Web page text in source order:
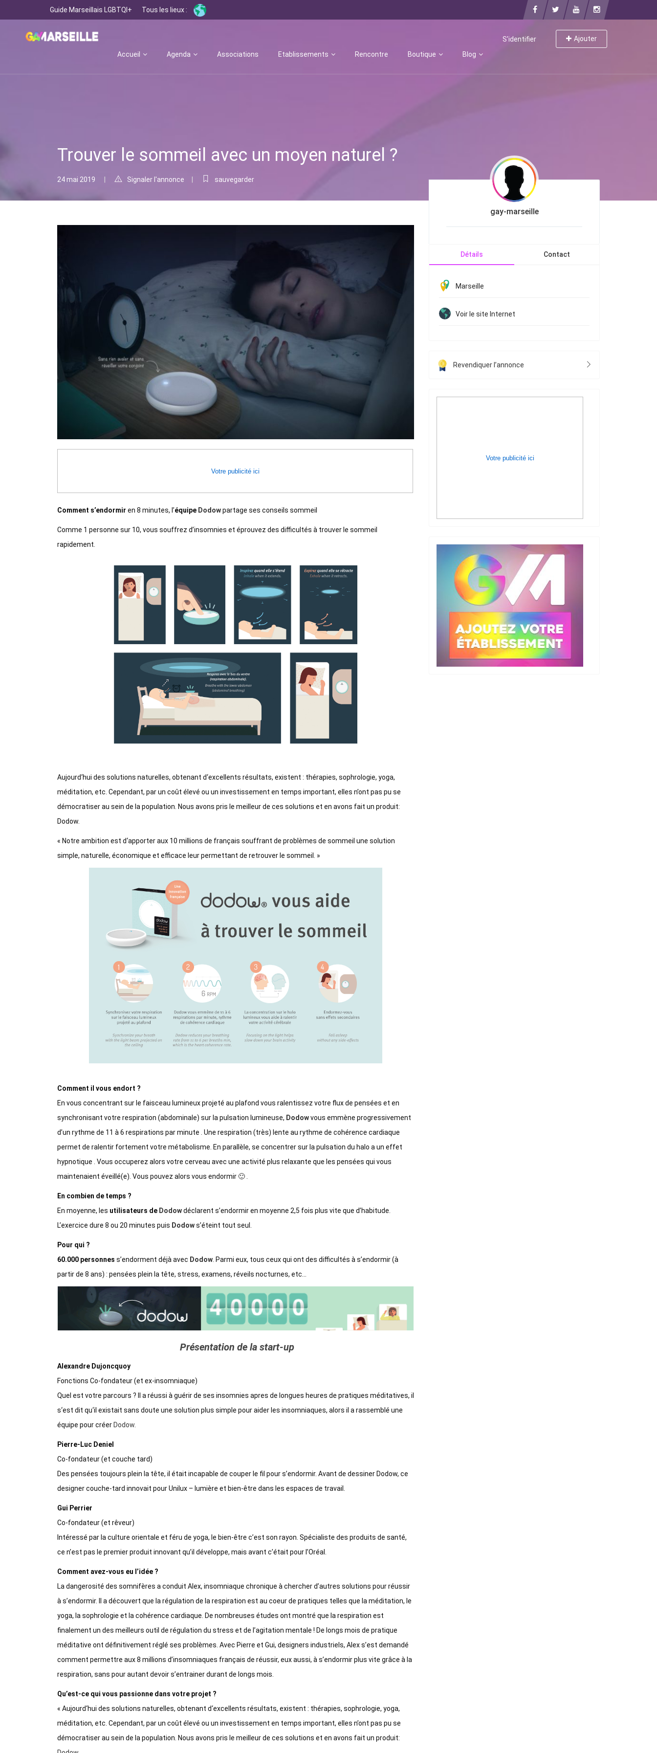
Guide Marseillais LGBTQI+ Tous les lieux :
S'identifier
Ajouter
Accueil
Agenda Associations Etablissements Rencontre Boutique Blog
Trouver le sommeil avec un moyen naturel ?
24 mai 2019 Signaler l'annonce sauvegarder
Votre publicité ici
Comment s’endormir en 8 minutes, l’équipe Dodowpartage ses conseils sommeil
Comme 1 personne sur 10, vous souffrez d’insomnies et éprouvez des difficultés à trouver le sommeil
rapidement.
Aujourd‘hui des solutions naturelles, obtenant d‘excellents résultats, existent : thérapies, sophrologie, yoga,
méditation, etc. Cependant, par un coût élevé ou un investissement en temps important, elles n’ont pas pu se
démocratiser au sein de la population. Nous avons pris le meilleur de ces solutions et en avons fait un produit:
Dodow.
« Notre ambition est d‘apporter aux 10 millions de français souffrant de problèmes de sommeil une solution
simple, naturelle, économique et efficace leur permettant de retrouver le sommeil. »
Comment il vous endort ?
En vous concentrant sur le faisceau lumineux projeté au plafond vous ralentissez votre flux de pensées et en
synchronisant votre respiration (abdominale) sur la pulsation lumineuse, Dodowvous emmène progressivement
d’un rythme de 11 à 6 respirations par minute . Une respiration (très) lente au rythme de cohérence cardiaque
permet de ralentir fortement votre métabolisme. En parallèle, se concentrer sur la pulsation du halo a un effet
hypnotique . Vous occuperez alors votre cerveau avec une activité plus relaxante que les pensées qui vous
maintenaient éveillé(e). Vous pouvez alors vous endormir 🙂 .
En combien de temps ?
En moyenne, les utilisateurs de Dodowdéclarent s’endormir en moyenne 2,5 fois plus vite que d’habitude.
L’exercice dure 8 ou 20 minutes puis Dodows’éteint tout seul.
Pour qui ?
60.000 personnes s’endorment déjà avec Dodow . Parmi eux, tous ceux qui ont des difficultés à s’endormir (à
partir de 8 ans) : pensées plein la tête, stress, examens, réveils nocturnes, etc…
Présentation de la start-up
Alexandre Dujoncquoy
Fonctions Co-fondateur (et ex-insomniaque)
Quel est votre parcours ? Il a réussi à guérir de ses insomnies apres de longues heures de pratiques méditatives, il
s‘est dit qu‘il existait sans doute une solution plus simple pour aider les insomniaques, alors il a rassemblé une
équipe pour créer Dodow
Pierre-Luc Deniel
Co-fondateur (et couche tard)
Des pensées toujours plein la tête, il était incapable de couper le fil pour s’endormir. Avant de dessiner Dodow, ce
designer couche-tard innovait pour Unilux – lumière et bien-être dans les espaces de travail.
Gui Perrier
Co-fondateur (et rêveur)
Intéressé par la culture orientale et féru de yoga, le bien-être c’est son rayon. Spécialiste des produits de santé,
ce n’est pas le premier produit innovant qu’il développe, mais avant c’était pour l’Oréal.
Comment avez-vous eu l’idée ?
La dangerosité des somnifères a conduit Alex, insomniaque chronique à chercher d’autres solutions pour réussir
à s’endormir. Il a découvert que la régulation de la respiration est au coeur de pratiques telles que la méditation, le
yoga, la sophrologie et la cohérence cardiaque. De nombreuses études ont montré que la respiration est
finalement un des meilleurs outil de régulation du stress et de l’agitation mentale ! De longs mois de pratique
méditative ont définitivement réglé ses problèmes. Avec Pierre et Gui, designers industriels, Alex s’est demandé
comment permettre aux 8 millions d’insomniaques français de réussir, eux aussi, à s’endormir plus vite grâce à la
respiration, sans pour autant devoir s’entrainer durant de longs mois.
Qu’est-ce qui vous passionne dans votre projet ?
« Aujourd‘hui des solutions naturelles, obtenant d‘excellents résultats, existent : thérapies, sophrologie, yoga,
méditation, etc. Cependant, par un coût élevé ou un investissement en temps important, elles n’ont pas pu se
démocratiser au sein de la population. Nous avons pris le meilleur de ces solutions et en avons fait un produit:
gay-marseille
Détails Contact
Marseille
Voir le site Internet
Revendiquer l’annonce
Votre publicité ici